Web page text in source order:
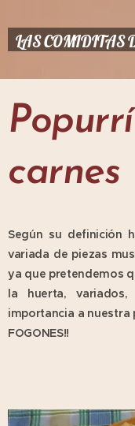
LAS COMIDITAS
carnes
Según su definición
variada de piezas
ya que pretendemos
la huerta,
importancia a nuestra
FOGONES!!